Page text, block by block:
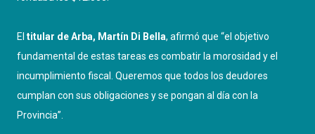
El titular de Arba, Martín Di Bella, afirmó que “el objetivo
fundamental de estas tareas es combatir la morosidad y el
incumplimiento fiscal. Queremos que todos los deudores
cumplan con sus obligaciones y se pongan al día con la
Provincia”.